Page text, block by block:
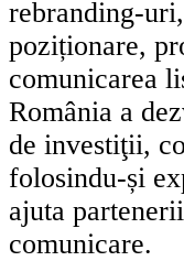
rebranding-
poziționare,
comunicarea
România a
de investiţii,
folosindu-și
ajuta
comunicare.